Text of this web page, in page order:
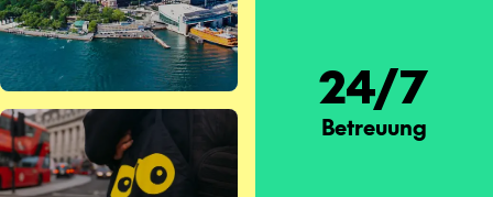
24/7
Betreuung